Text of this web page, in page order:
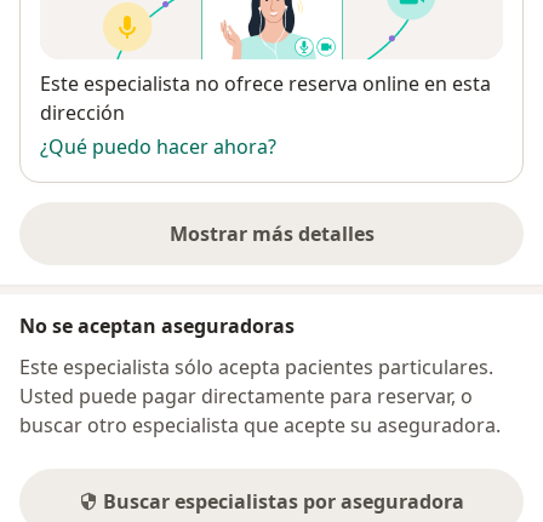
Disponibilidad
Este especialista no ofrece reserva online en esta
dirección
¿Qué puedo hacer ahora?
Mostrar más detalles
sobre la dirección
No se aceptan aseguradoras
Este especialista sólo acepta pacientes particulares.
Usted puede pagar directamente para reservar, o
buscar otro especialista que acepte su aseguradora.
Buscar especialistas por aseguradora